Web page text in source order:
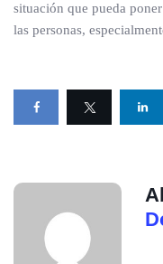
situación que pueda
las personas,